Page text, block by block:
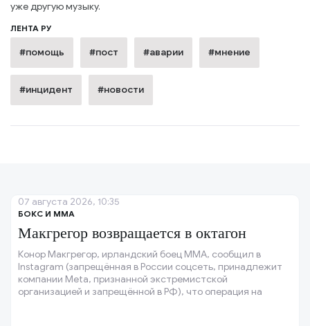
уже другую музыку.
ЛЕНТА РУ
#помощь #пост #аварии #мнение
#инцидент #новости
БОКС И ММА
Макгрегор возвращается в октагон
Конор Макгрегор, ирландский боец ММА, сообщил в
Instagram (запрещённая в России соцсеть, принадлежит
компании Meta, признанной экстремистской
организацией и запрещённой в РФ), что операция на
07 августа 2026, 10:35